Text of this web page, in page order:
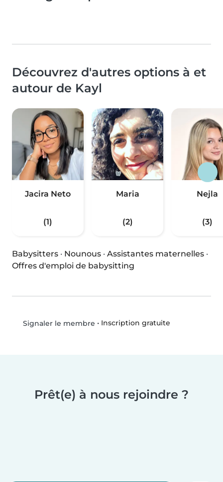
Découvrez d'autres options à et
autour de Kayl
Jacira Neto
(1)
Maria
(2)
Nejla
(3)
Babysitters · Nounous · Assistantes maternelles ·
Offres d'emploi de babysitting
Signaler le membre • Inscription gratuite
Prêt(e) à nous rejoindre ?